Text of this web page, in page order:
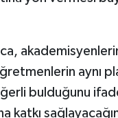
aynı
bulduğunu
katkı